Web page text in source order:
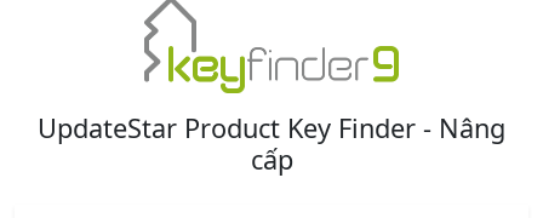
UpdateStar Product Key Finder - Nâng
cấp